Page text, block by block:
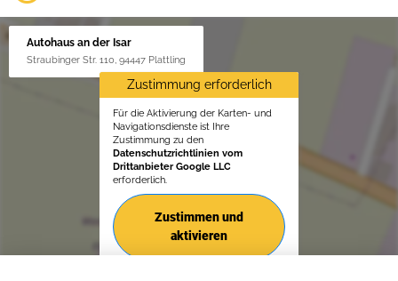
Autohaus an der Isar
Straubinger Str. 110, 94447 Plattling
Zustimmung erforderlich
Für die Aktivierung der Karten- und
Navigationsdienste ist Ihre
Zustimmung zu den
Datenschutzrichtlinien vom
Drittanbieter Google LLC
erforderlich.
Zustimmen und
aktivieren